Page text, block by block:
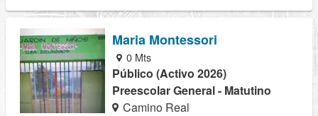
Maria Montessori
0 Mts
Público (Activo 2026)
Preescolar General - Matutino
Camino Real